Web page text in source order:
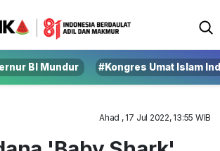
BI Mundur #Kongres Umat Islam
Ahad , 17 Jul 2022, 13:55 WIB